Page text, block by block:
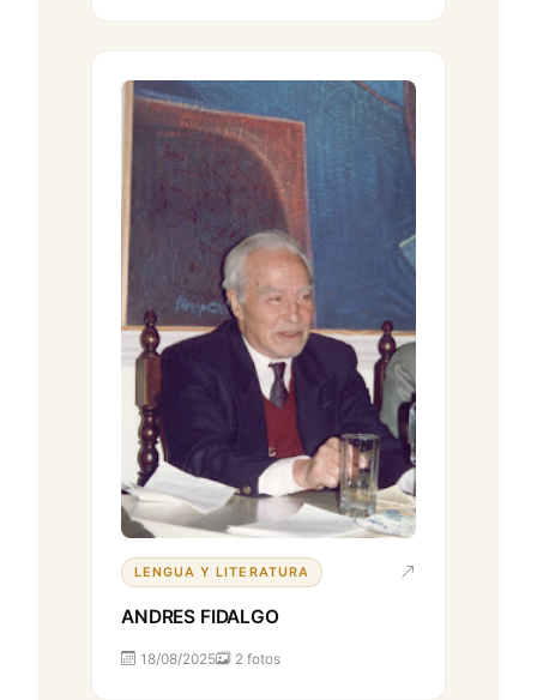
LENGUA Y LITERATURA
ANDRES FIDALGO
18/08/2025 2 fotos